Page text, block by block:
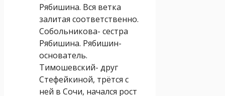
Рябишина. Вся ветка
залитая соответственно.
Собольникова- сестра
Рябишина. Рябишин-
основатель.
Тимошевский- друг
Стефейкиной, трётся с
ней в Сочи, начался рост